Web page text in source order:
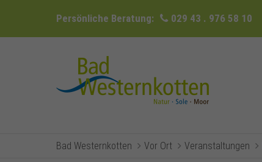
Persönliche Beratung: 029 43 . 976 58 10
Bad Westernkotten Vor Ort Veranstaltungen